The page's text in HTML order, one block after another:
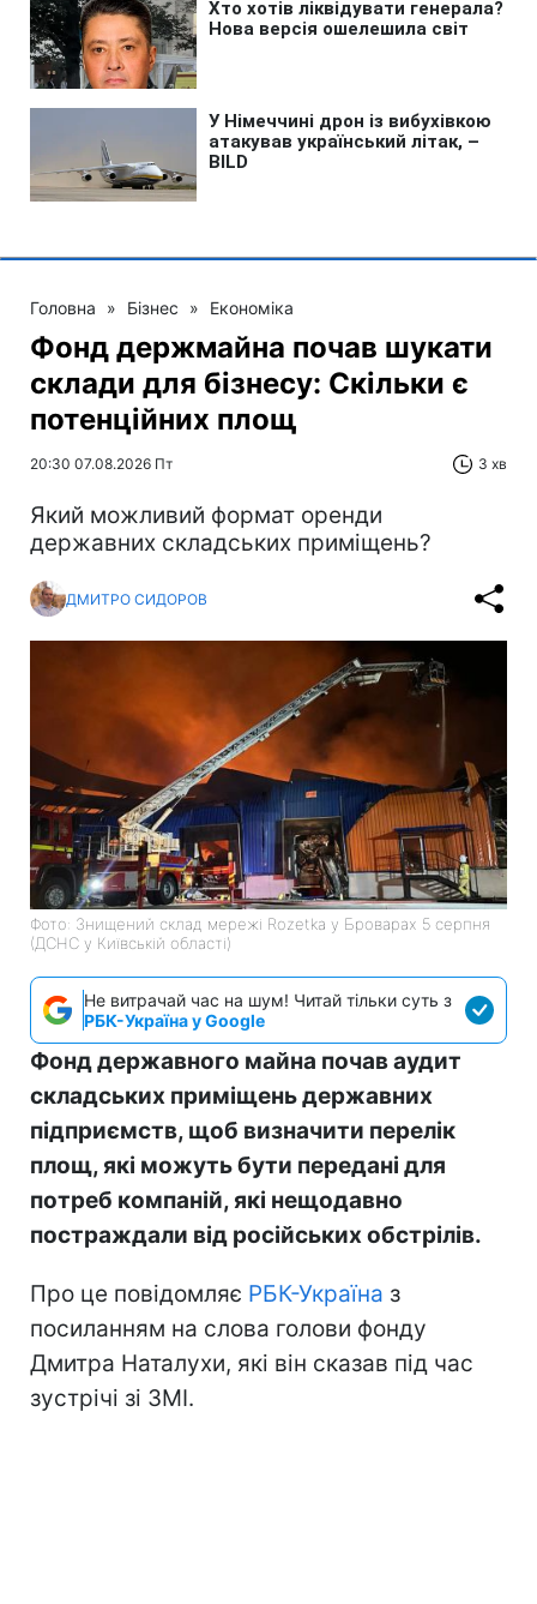
Головна » Бізнес » Економіка
Фонд держмайна почав шукати
склади для бізнесу: Скільки є
потенційних площ
20:30 07.08.2026 Пт 3 хв
Який можливий формат оренди
державних складських приміщень?
ДМИТРО СИДОРОВ
Фото: Знищений склад мережі Rozetka у Броварах 5 серпня
(ДСНС у Київській області)
Не витрачай час на шум! Читай тільки суть з
РБК-Україна у Google
Фонд державного майна почав аудит
складських приміщень державних
підприємств, щоб визначити перелік
площ, які можуть бути передані для
потреб компаній, які нещодавно
постраждали від російських обстрілів.
Про це повідомляє РБК-Україна з
посиланням на слова голови фонду
Дмитра Наталухи, які він сказав під час
зустрічі зі ЗМІ.